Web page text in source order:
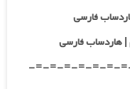
-=-=-=-=-=-=-